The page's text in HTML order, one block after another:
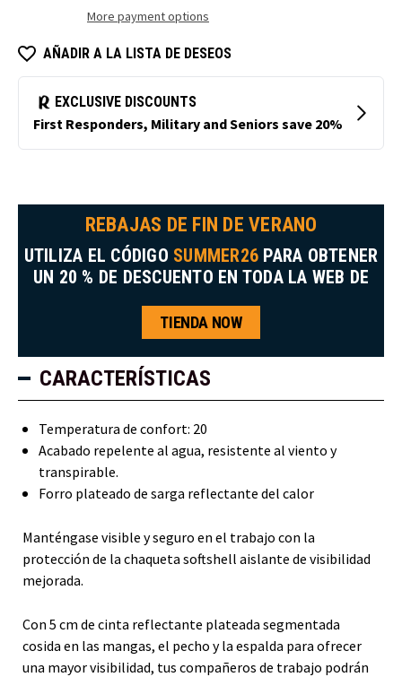
alta visibilidad
More payment options
AÑADIR A LA LISTA DE DESEOS
REBAJAS DE FIN DE VERANO
UTILIZA EL CÓDIGO SUMMER26 PARA OBTENER
UN 20 % DE DESCUENTO EN TODA LA WEB DE
TIENDA NOW
CARACTERÍSTICAS
Temperatura de confort: 20
Acabado repelente al agua, resistente al viento y
transpirable.
Forro plateado de sarga reflectante del calor
Manténgase visible y seguro en el trabajo con la
protección de la chaqueta softshell aislante de visibilidad
mejorada.
Con 5 cm de cinta reflectante plateada segmentada
cosida en las mangas, el pecho y la espalda para ofrecer
una mayor visibilidad, tus compañeros de trabajo podrán